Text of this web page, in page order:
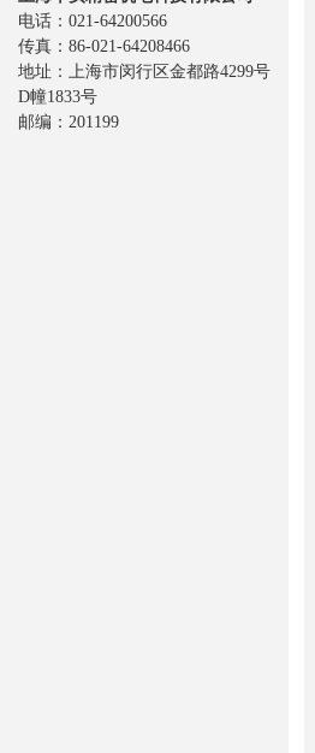
电话：021-64200566
传真：86-021-64208466
地址：上海市闵行区金都路4299号
D幢1833号
邮编：201199